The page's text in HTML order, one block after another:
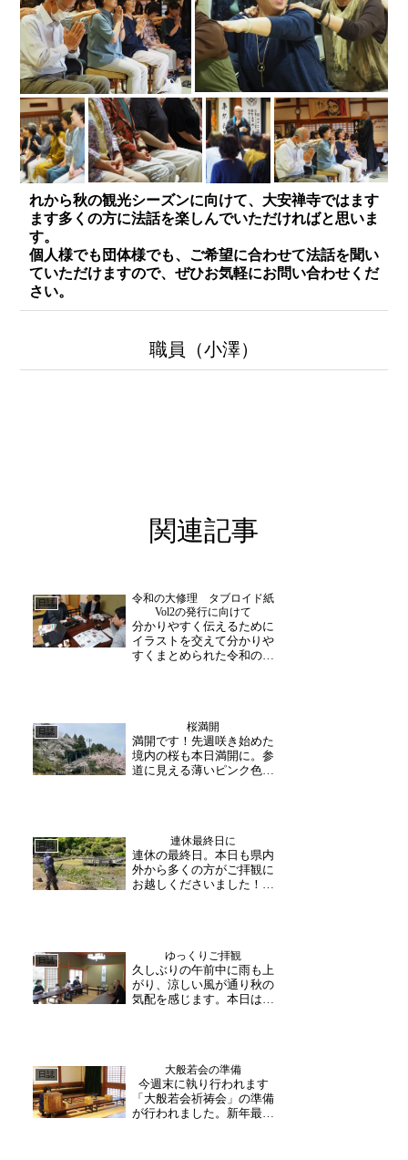
れから秋の観光シーズンに向けて、大安禅寺ではます
ます多くの方に法話を楽しんでいただければと思いま
す。
個人様でも団体様でも、ご希望に合わせて法話を聞い
ていただけますので、ぜひお気軽にお問い合わせくだ
さい。
職員（小澤）
関連記事
日誌
令和の大修理 タブロイド紙
Vol2の発行に向けて
分かりやすく伝えるために
イラストを交えて分かりや
すくまとめられた令和の大
す。本日から打合せが行わ
れ、副住職は、現在までの
修理工事の様子をお話さ
れ...
日誌 桜満開
満開です！先週咲き始めた
境内の桜も本日満開に。参
道に見える薄いピンク色の
真を撮ったり、桜景色を楽
しまれました。静かな山寺
にてごゆっくりお参りい
た...
日誌 連休最終日に
連休の最終日。本日も県内
外から多くの方がご拝観に
お越しくださいました！住
した。ご拝観の際は、ぜひ
境内の散策もお楽しみくだ
さい。
日誌 ゆっくりご拝観
久しぶりの午前中に雨も上
がり、涼しい風が通り秋の
気配を感じます。本日は県
は学生の方々が見学に！福
井市郷土歴史博物館に実習
に来られている学生様
が、...
日誌 大般若会の準備
今週末に執り行われます
「大般若会祈祷会」の準備
が行われました。新年最初